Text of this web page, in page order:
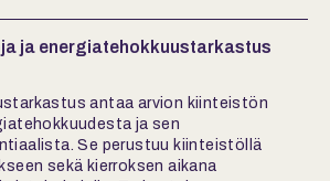
ja energiatehokkuustarkastus
antaa arvion kiinteistön
ja sen
Se perustuu kiinteistöllä
sekä kierroksen aikana